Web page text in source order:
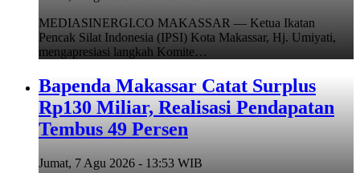
MEDIASINERGI.CO MAKASSAR — Ketua Ikatan
Pencak Silat Indonesia (IPSI) Kota Makassar, Hj. Umiyati,
mengapresiasi langkah Komite…
Bapenda Makassar Catat Surplus
Rp130 Miliar, Realisasi Pendapatan
Tembus 49 Persen
Jumat, 7 Agu 2026 - 13:53 WIB